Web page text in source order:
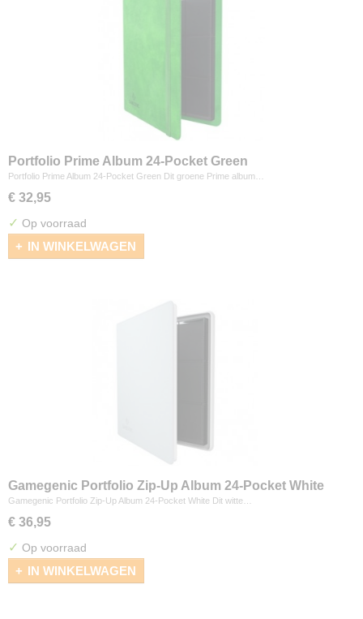
Portfolio Prime Album 24-Pocket Green
Portfolio Prime Album 24-Pocket Green Dit groene Prime album…
€ 32,95
✓ Op voorraad
IN WINKELWAGEN
Gamegenic Portfolio Zip-Up Album 24-Pocket White
Gamegenic Portfolio Zip-Up Album 24-Pocket White Dit witte…
€ 36,95
✓ Op voorraad
IN WINKELWAGEN